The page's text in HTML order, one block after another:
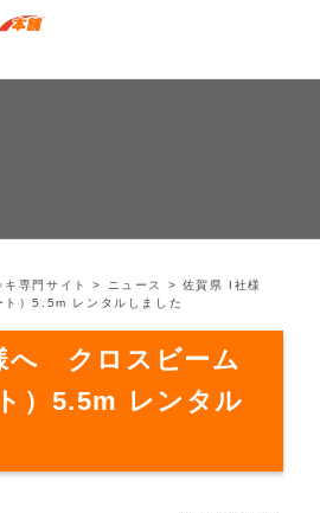
専門サイト > ニュース > 佐賀県 I社様
）5.5m レンタルしました
へ クロスビーム
）5.5m レンタル